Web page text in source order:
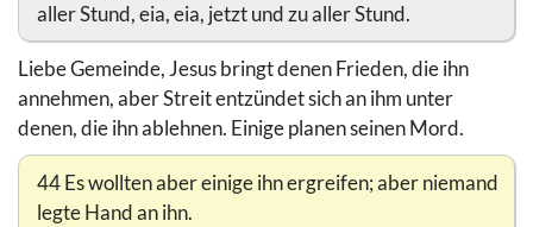
aller Stund, eia, eia, jetzt und zu aller Stund.
Liebe Gemeinde, Jesus bringt denen Frieden, die ihn
annehmen, aber Streit entzündet sich an ihm unter
denen, die ihn ablehnen. Einige planen seinen Mord.
44 Es wollten aber einige ihn ergreifen; aber niemand
legte Hand an ihn.